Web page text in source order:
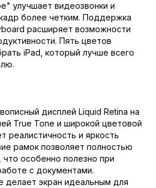
улучшает видеозвонки и
более четким. Поддержка
расширяет возможности
Пять цветов
iPad, который лучше всего
дисплей Liquid Retina на
True Tone и широкой цветовой
реалистичность и яркость
рамок позволяет полностью
что особенно полезно при
с документами.
делает экран идеальным для